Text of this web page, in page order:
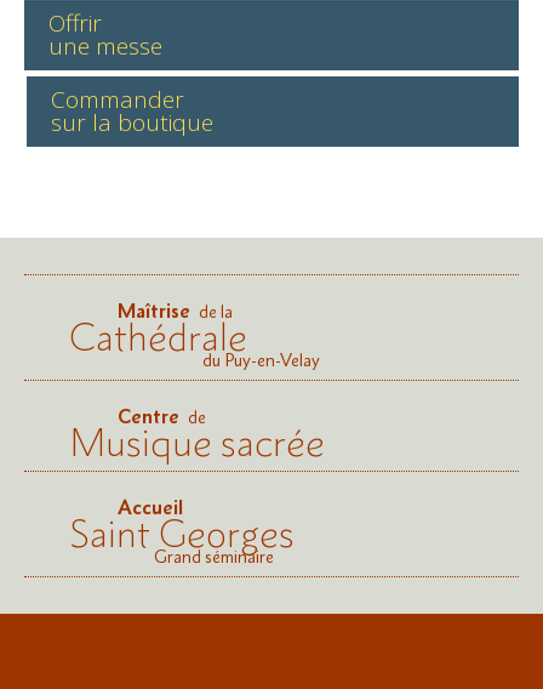
Offrir
une messe
Commander
sur la boutique
Maîtrise de la
Cathédraledu Puy-en-Velay
Centre de
Musique sacrée
Accueil
Saint Georges
Grand séminaire